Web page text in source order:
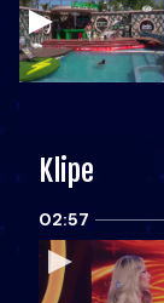
Klipe
02:57